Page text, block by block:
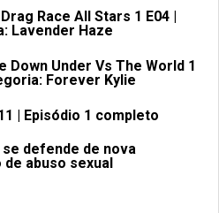
Race All Stars 1 E04 |
Lavender Haze
Down Under Vs The World 1
Forever Kylie
| Episódio 1 completo
se defende de nova
de abuso sexual